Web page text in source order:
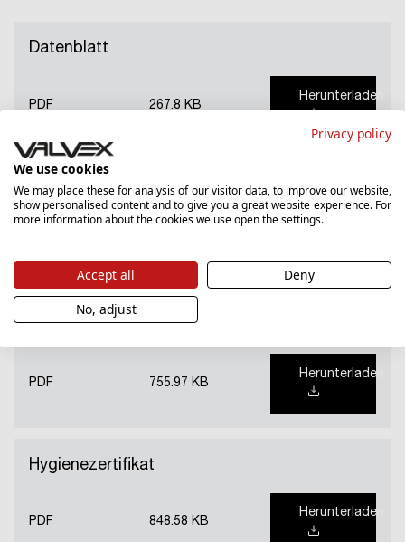
Datenblatt
PDF 267.8 KB
Herunterladen
Garantieschein
Nationale Leistungserklärung
PDF 755.97 KB
Herunterladen
Hygienezertifikat
PDF 848.58 KB
Herunterladen
Privacy policy
We use cookies
We may place these for analysis of our visitor data, to improve our website,
show personalised content and to give you a great website experience. For
more information about the cookies we use open the settings.
Accept all
Deny
No, adjust